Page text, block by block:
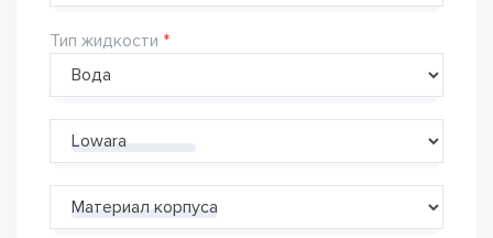
Тип жидкости
Производитель
Материал корпуса